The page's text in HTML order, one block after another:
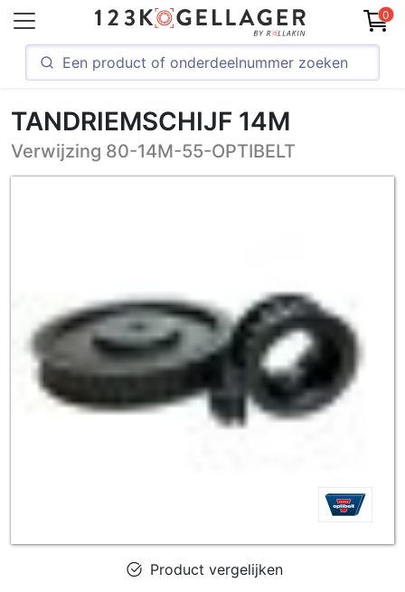
0
TANDRIEMSCHIJF 14M
Verwijzing 80-14M-55-OPTIBELT
Product vergelijken